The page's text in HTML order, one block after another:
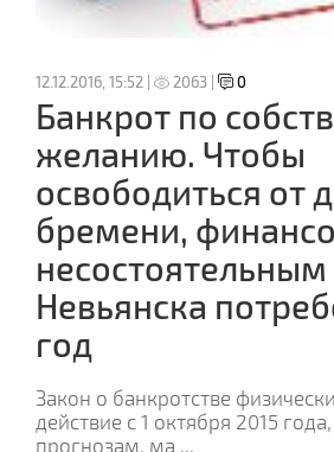
12.12.2016, 15:52 | 2063 | 0
Банкрот по
желанию. Чтобы
освободиться от
бремени,
Невьянска
год
Закон о банкротстве
действие с 1 октября 2015
прогнозам, ма ...